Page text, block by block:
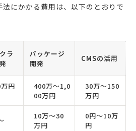
にかかる費用は、以下のとおりで
ラ
パッケージ
開発
CMSの活用
円
400万〜1,0
00万円
30万〜150
万円
10万〜30
万円
0円〜10万
円